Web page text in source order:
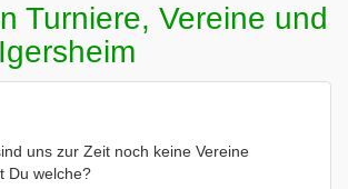
Turniere, Vereine und
uns zur Zeit noch keine Vereine
Du welche?